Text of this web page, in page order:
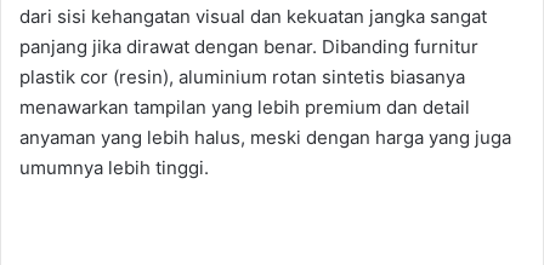
dari sisi kehangatan visual dan kekuatan jangka sangat
panjang jika dirawat dengan benar. Dibanding furnitur
plastik cor (resin), aluminium rotan sintetis biasanya
menawarkan tampilan yang lebih premium dan detail
anyaman yang lebih halus, meski dengan harga yang juga
umumnya lebih tinggi.